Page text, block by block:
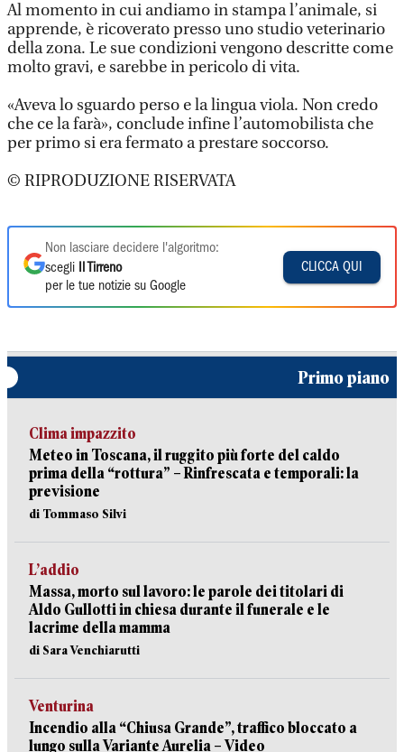
Al momento in cui andiamo in stampa l’animale, si
apprende, è ricoverato presso uno studio veterinario
della zona. Le sue condizioni vengono descritte come
molto gravi, e sarebbe in pericolo di vita.
«Aveva lo sguardo perso e la lingua viola. Non credo
che ce la farà», conclude infine l’automobilista che
per primo si era fermato a prestare soccorso.
© RIPRODUZIONE RISERVATA
Non lasciare decidere l'algoritmo:
scegli
Il Tirreno
per le tue notizie su Google
CLICCA QUI
Primo piano
Clima impazzito
Meteo in Toscana, il ruggito più forte del caldo
prima della “rottura” – Rinfrescata e temporali: la
previsione
di Tommaso Silvi
L’addio
Massa, morto sul lavoro: le parole dei titolari di
Aldo Gullotti in chiesa durante il funerale e le
lacrime della mamma
di Sara Venchiarutti
Venturina
Incendio alla “Chiusa Grande”, traffico bloccato a
lungo sulla Variante Aurelia – Video